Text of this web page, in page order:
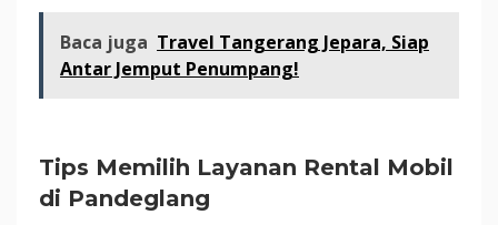
Baca juga Travel Tangerang Jepara, Siap
Antar Jemput Penumpang!
Tips Memilih Layanan Rental Mobil
di Pandeglang